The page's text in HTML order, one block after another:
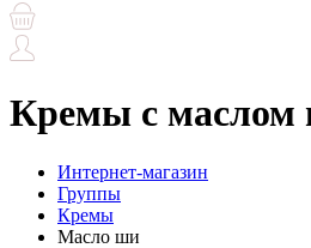
Кремы с маслом
Интернет-магазин
Группы
Кремы
Масло ши